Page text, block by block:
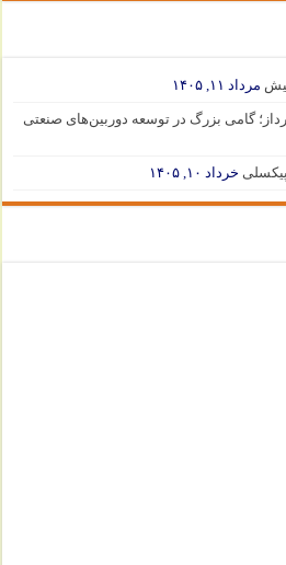
مرداد ۱۱, ۱۴۰۵
گامی بزرگ در توسعه دوربین‌های صنعتی
خرداد ۱۰, ۱۴۰۵